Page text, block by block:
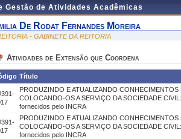
Gestão de Atividades Acadêmicas
De Rodat Fernandes Moreira
- GABINETE DA REITORIA
Atividades de Extensão que Coordena
Título
PRODUZINDO E ATUALIZANDO CONHECIMENTOS
COLOCANDO-OS A SERVIÇO DA SOCIEDADE
fornecidos pelo INCRA
PRODUZINDO E ATUALIZANDO CONHECIMENTOS
COLOCANDO-OS A SERVIÇO DA SOCIEDADE
fornecidos pelo INCRA